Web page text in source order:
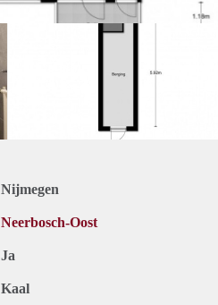
Nijmegen
Neerbosch-Oost
Ja
Kaal